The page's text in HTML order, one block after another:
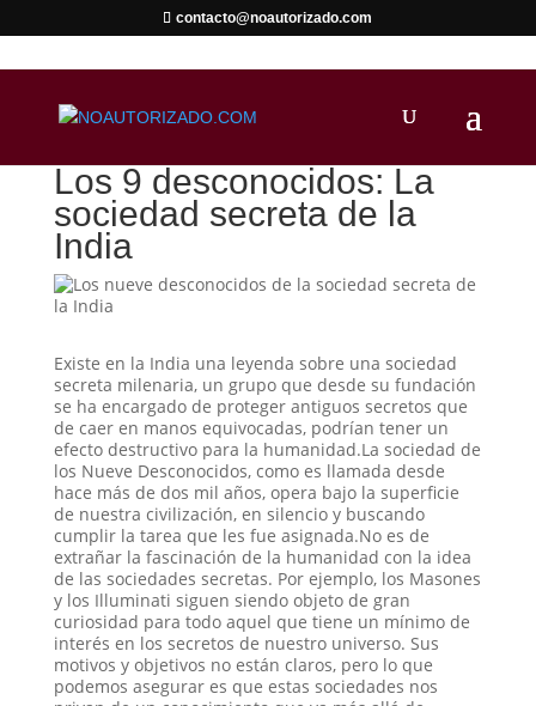
contacto@noautorizado.com
Los 9 desconocidos: La
sociedad secreta de la
India
Existe en la India una leyenda sobre una sociedad
secreta milenaria, un grupo que desde su fundación
se ha encargado de proteger antiguos secretos que
de caer en manos equivocadas, podrían tener un
efecto destructivo para la humanidad.La sociedad de
los Nueve Desconocidos, como es llamada desde
hace más de dos mil años, opera bajo la superficie
de nuestra civilización, en silencio y buscando
cumplir la tarea que les fue asignada.No es de
extrañar la fascinación de la humanidad con la idea
de las sociedades secretas. Por ejemplo, los Masones
y los Illuminati siguen siendo objeto de gran
curiosidad para todo aquel que tiene un mínimo de
interés en los secretos de nuestro universo. Sus
motivos y objetivos no están claros, pero lo que
podemos asegurar es que estas sociedades nos